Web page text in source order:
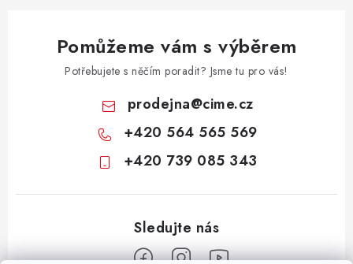
Pomůžeme vám s výběrem
Potřebujete s něčím poradit? Jsme tu pro vás!
prodejna@cime.cz
+420 564 565 569
+420 739 085 343